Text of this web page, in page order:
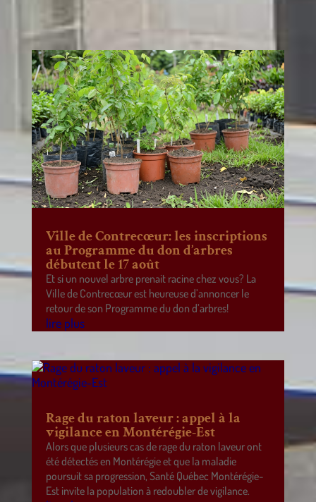
Ville de Contrecœur: les inscriptions
au Programme du don d’arbres
débutent le 17 août
Et si un nouvel arbre prenait racine chez vous? La
Ville de Contrecœur est heureuse d’annoncer le
retour de son Programme du don d’arbres!
lire plus
Rage du raton laveur : appel à la
vigilance en Montérégie-Est
Alors que plusieurs cas de rage du raton laveur ont
été détectés en Montérégie et que la maladie
poursuit sa progression, Santé Québec Montérégie-
Est invite la population à redoubler de vigilance.